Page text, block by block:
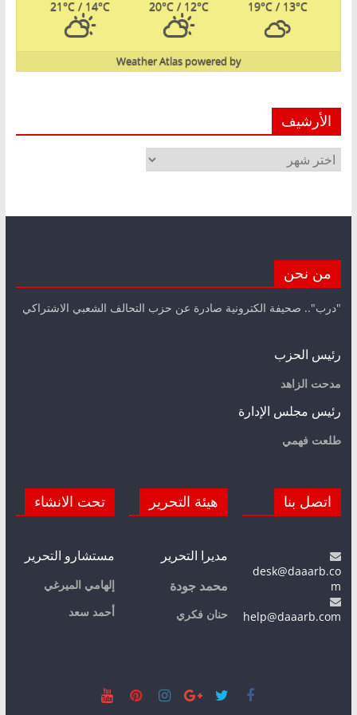
19°C/ 13°C
20°C / 12°C
21°C / 14°C
powered by
Weather Atlas
الأرشيف
الأرشيف
من نحن
"درب".. صحيفة الكترونية صادرة عن حزب التحالف الشعبي الاشتراكي
رئيس الحزب
مدحت الزاهد
رئيس مجلس الإدارة
طلعت فهمي
اتصل بنا
desk@daaarb.co
m
help@daaarb.com
هيئة التحرير
مديرا التحرير
محمد جودة
حنان فكري
تحت الانشاء
مستشارو التحرير
إلهامي الميرغي
أحمد سعد